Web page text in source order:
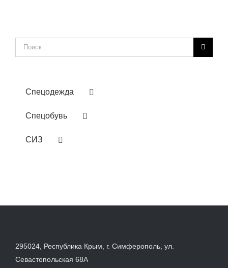
Результат
поиска:
Спецодежда
Спецобувь
СИЗ
295024, Республика Крым, г. Симферополь, ул.
Севастопольская 68А